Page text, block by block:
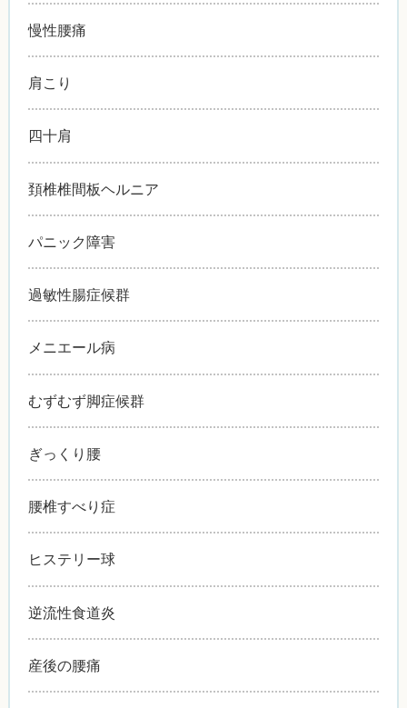
慢性腰痛
肩こり
四十肩
頚椎椎間板ヘルニア
パニック障害
過敏性腸症候群
メニエール病
むずむず脚症候群
ぎっくり腰
腰椎すべり症
ヒステリー球
逆流性食道炎
産後の腰痛